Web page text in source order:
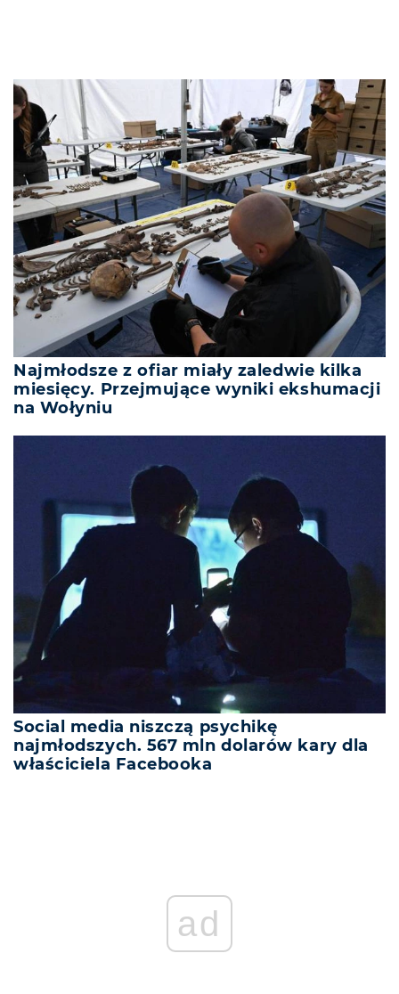
Najmłodsze z ofiar miały zaledwie kilka
miesięcy. Przejmujące wyniki ekshumacji
na Wołyniu
Social media niszczą psychikę
najmłodszych. 567 mln dolarów kary dla
właściciela Facebooka
ad